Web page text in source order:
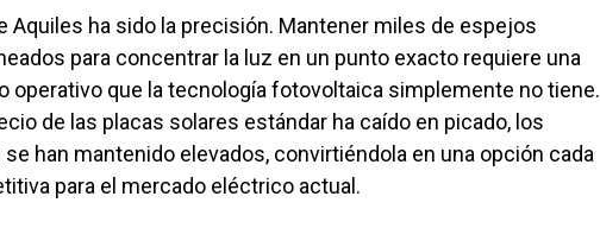
Aquiles ha sido la precisión. Mantener miles de espejos
para concentrar la luz en un punto exacto requiere una
operativo que la tecnología fotovoltaica simplemente no tiene.
de las placas solares estándar ha caído en picado, los
han mantenido elevados, convirtiéndola en una opción cada
para el mercado eléctrico actual.